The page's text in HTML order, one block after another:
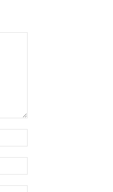
почта:*